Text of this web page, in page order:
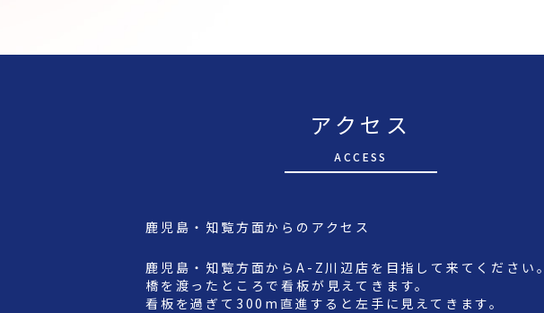
アクセス
ACCESS
鹿児島・知覧方面からのアクセス
鹿児島・知覧方面からA-Z川辺店を目指して来てください。
橋を渡ったところで看板が見えてきます。
看板を過ぎて300m直進すると左手に見えてきます。